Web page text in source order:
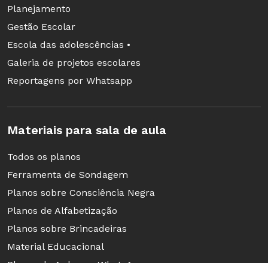
Autor: Sylvia Orthof
Páginas: 32
Preço: R$ 18,90
A Casa Sonolenta
Preço: R$ 20,90
Amigos
Autor: Helme Heine
Páginas: 32
Preço: R$ 19,90
O Aniversário de Ninoca
Planejamento
Gestão Escolar
Escola das adolescências •
Galeria de projetos escolares
Reportagens por Whatsapp
Materiais para sala de aula
Todos os planos
Ferramenta de Sondagem
Planos sobre Consciência Negra
Planos de Alfabetização
Planos sobre Brincadeiras
Material Educacional